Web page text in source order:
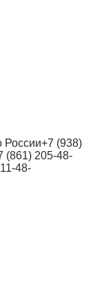
России+7 (938)
(861) 205-48-
48-